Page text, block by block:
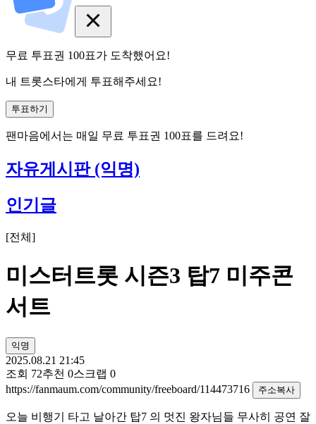
무료 투표권 100표가 도착했어요!
내 트롯스타에게 투표해주세요!
투표하기
팬마음에서는 매일 무료 투표권 100표를 드려요!
자유게시판 (익명)
인기글
[전체 ]
미스터트롯 시즌3 탑7 미주콘
서트
익명
2025.08.21 21:45
조회 72추천 0스크랩 0
https://fanmaum.com/community/freeboard/114473716
주소복사
오늘 비행기 타고 날아간 탑7 의 멋진 왕자님들 무사히 공연 잘